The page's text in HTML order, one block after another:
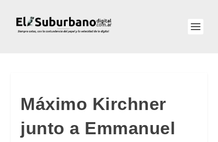
Máximo Kirchner
junto a Emmanuel